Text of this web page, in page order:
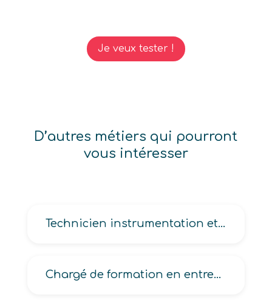
Je veux tester !
D’autres métiers qui pourront
vous intéresser
Technicien instrumentation et mesures industrielles
Chargé de formation en entreprise, de l’emploi et des compétences